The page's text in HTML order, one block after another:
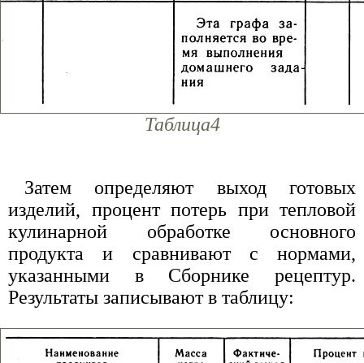
Таблица4
Затем определяют выход готовых
изделий, процент потерь при тепловой
кулинарной обработке основного
продукта и сравнивают с нормами,
указанными в Сборнике рецептур.
Результаты записывают в таблицу: